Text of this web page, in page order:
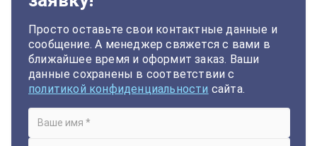
Просто оставьте свои контактные данные и
сообщение. А менеджер свяжется с вами в
ближайшее время и оформит заказ. Ваши
данные сохранены в соответствии с
политикой конфиденциальности сайта.